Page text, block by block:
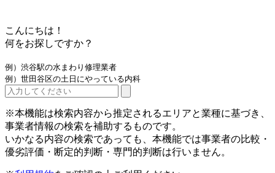
こんにちは！
何をお探しですか？
例）渋谷駅の水まわり修理業者
例）世田谷区の土日にやっている内科
※本機能は検索内容から推定されるエリアと業種に基づき、
事業者情報の検索を補助するものです。
いかなる内容の検索であっても、本機能では事業者の比較・
優劣評価・断定的判断・専門的判断は行いません。